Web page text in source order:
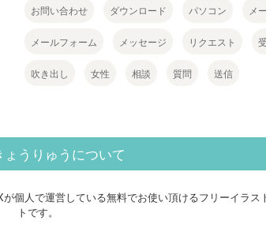
お問い合わせ ダウンロード パソコン メ
メールフォーム メッセージ リクエスト
吹き出し 女性 相談 質問 送信
うりゅうについて
個人で運営している無料でお使い頂けるフリーイラス
トです。